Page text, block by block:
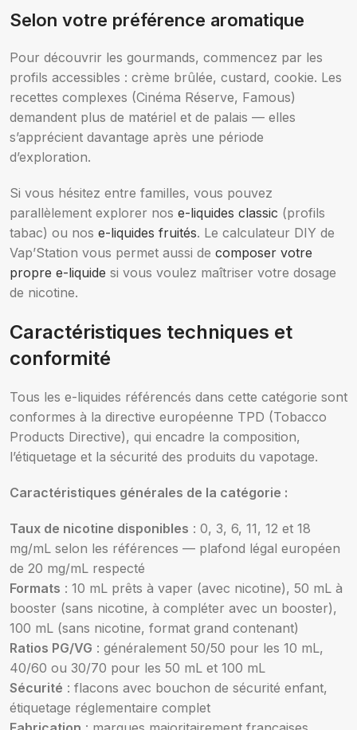
Selon votre préférence aromatique
Pour découvrir les gourmands, commencez par les
profils accessibles : crème brûlée, custard, cookie. Les
recettes complexes (Cinéma Réserve, Famous)
demandent plus de matériel et de palais — elles
s’apprécient davantage après une période
d’exploration.
Si vous hésitez entre familles, vous pouvez
parallèlement explorer nos e-liquides classic (profils
tabac) ou nos e-liquides fruités. Le calculateur DIY de
Vap’Station vous permet aussi de composer votre
propre e-liquide si vous voulez maîtriser votre dosage
de nicotine.
Caractéristiques techniques et
conformité
Tous les e-liquides référencés dans cette catégorie sont
conformes à la directive européenne TPD (Tobacco
Products Directive), qui encadre la composition,
l’étiquetage et la sécurité des produits du vapotage.
Caractéristiques générales de la catégorie :
Taux de nicotine disponibles : 0, 3, 6, 11, 12 et 18
mg/mL selon les références — plafond légal européen
de 20 mg/mL respecté
Formats : 10 mL prêts à vaper (avec nicotine), 50 mL à
booster (sans nicotine, à compléter avec un booster),
100 mL (sans nicotine, format grand contenant)
Ratios PG/VG : généralement 50/50 pour les 10 mL,
40/60 ou 30/70 pour les 50 mL et 100 mL
Sécurité : flacons avec bouchon de sécurité enfant,
étiquetage réglementaire complet